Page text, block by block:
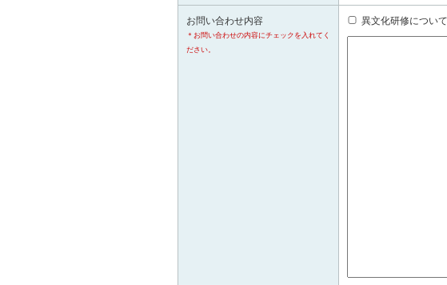
お問い合わせ内容
＊お問い合わせの内容にチェックを入れてく
ださい。
異文化研修について